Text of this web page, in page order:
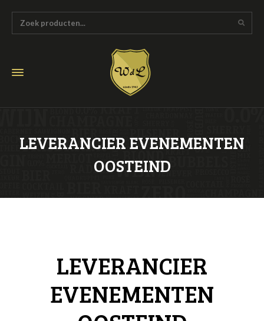
LEVERANCIER EVENEMENTEN
OOSTEIND
LEVERANCIER
EVENEMENTEN